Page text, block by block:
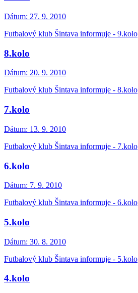
Dátum: 27. 9. 2010
Futbalový klub Šintava informuje - 9.kolo
8.kolo
Dátum: 20. 9. 2010
Futbalový klub Šintava informuje - 8.kolo
7.kolo
Dátum: 13. 9. 2010
Futbalový klub Šintava informuje - 7.kolo
6.kolo
Dátum: 7. 9. 2010
Futbalový klub Šintava informuje - 6.kolo
5.kolo
Dátum: 30. 8. 2010
Futbalový klub Šintava informuje - 5.kolo
4.kolo